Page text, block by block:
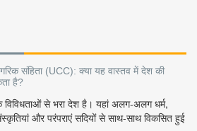
संहिता (UCC): क्या यह वास्तव में देश की
है?
विविधताओं से भरा देश है। यहां अलग-अलग धर्म,
और परंपराएं सदियों से साथ-साथ विकसित हुई